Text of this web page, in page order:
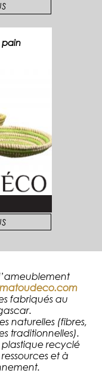
fabriqués au
naturelles (fibres,
traditionnelles).
plastique recyclé
et à